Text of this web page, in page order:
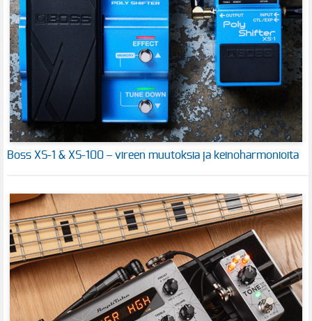
Boss XS-1 & XS-100 – vireen muutoksia ja keinoharmonioita